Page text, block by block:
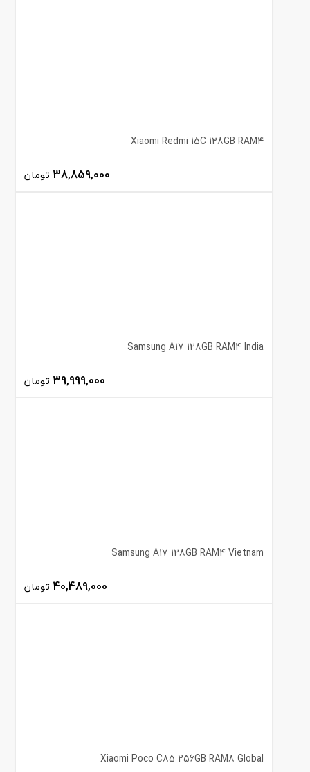
Xiaomi Redmi 15C 128GB RAM4
38,859,000 تومان
Samsung A17 128GB RAM4 India
39,999,000 تومان
Samsung A17 128GB RAM4 Vietnam
40,489,000 تومان
Xiaomi Poco C85 256GB RAM8 Global